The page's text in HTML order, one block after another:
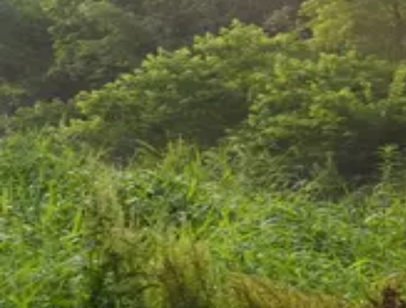
くまウォッチBETA
通知
探す
学ぶ
対策グッズ
法人